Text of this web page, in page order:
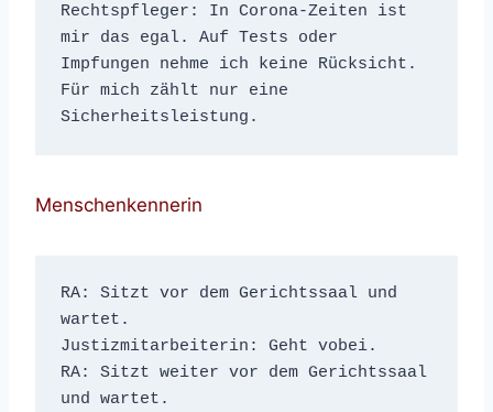
Rechtspfleger: In Corona-Zeiten ist
mir das egal. Auf Tests oder
Impfungen nehme ich keine Rücksicht.
Für mich zählt nur eine
Sicherheitsleistung.
Menschenkennerin
RA: Sitzt vor dem Gerichtssaal und
wartet.
Justizmitarbeiterin: Geht vobei.
RA: Sitzt weiter vor dem Gerichtssaal
und wartet.